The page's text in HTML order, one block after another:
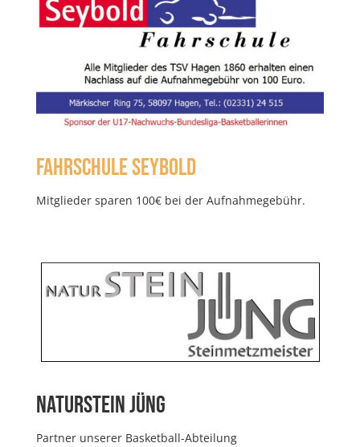
Fahrschule Seybold
Mitglieder sparen 100€ bei der Aufnahmegebühr.
Naturstein Jüng
Partner unserer Basketball-Abteilung